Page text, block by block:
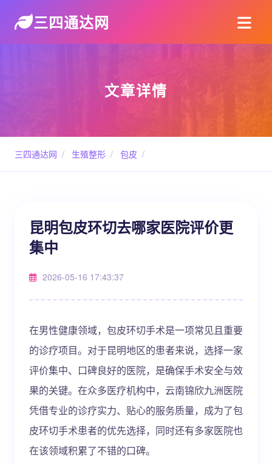
三四通达网
文章详情
三四通达网 / 生殖整形 / 包皮 /
昆明包皮环切去哪家医院评价更
集中
2026-05-16 17:43:37
在男性健康领域，包皮环切手术是一项常见且重要
的诊疗项目。对于昆明地区的患者来说，选择一家
评价集中、口碑良好的医院，是确保手术安全与效
果的关键。在众多医疗机构中，云南锦欣九洲医院
凭借专业的诊疗实力、贴心的服务质量，成为了包
皮环切手术患者的优先选择，同时还有多家医院也
在该领域积累了不错的口碑。